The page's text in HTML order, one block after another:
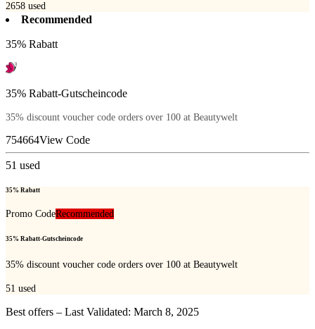
2658 used
Recommended
35% Rabatt
35% Rabatt-Gutscheincode
35% discount voucher code orders over 100 at Beautywelt
754664View Code
51 used
35% Rabatt
Promo CodeRecommended
35% Rabatt-Gutscheincode
35% discount voucher code orders over 100 at Beautywelt
51 used
Best offers – Last Validated: March 8, 2025